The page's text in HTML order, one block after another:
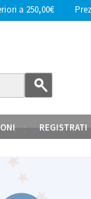
a 250,00€
REGISTRATI